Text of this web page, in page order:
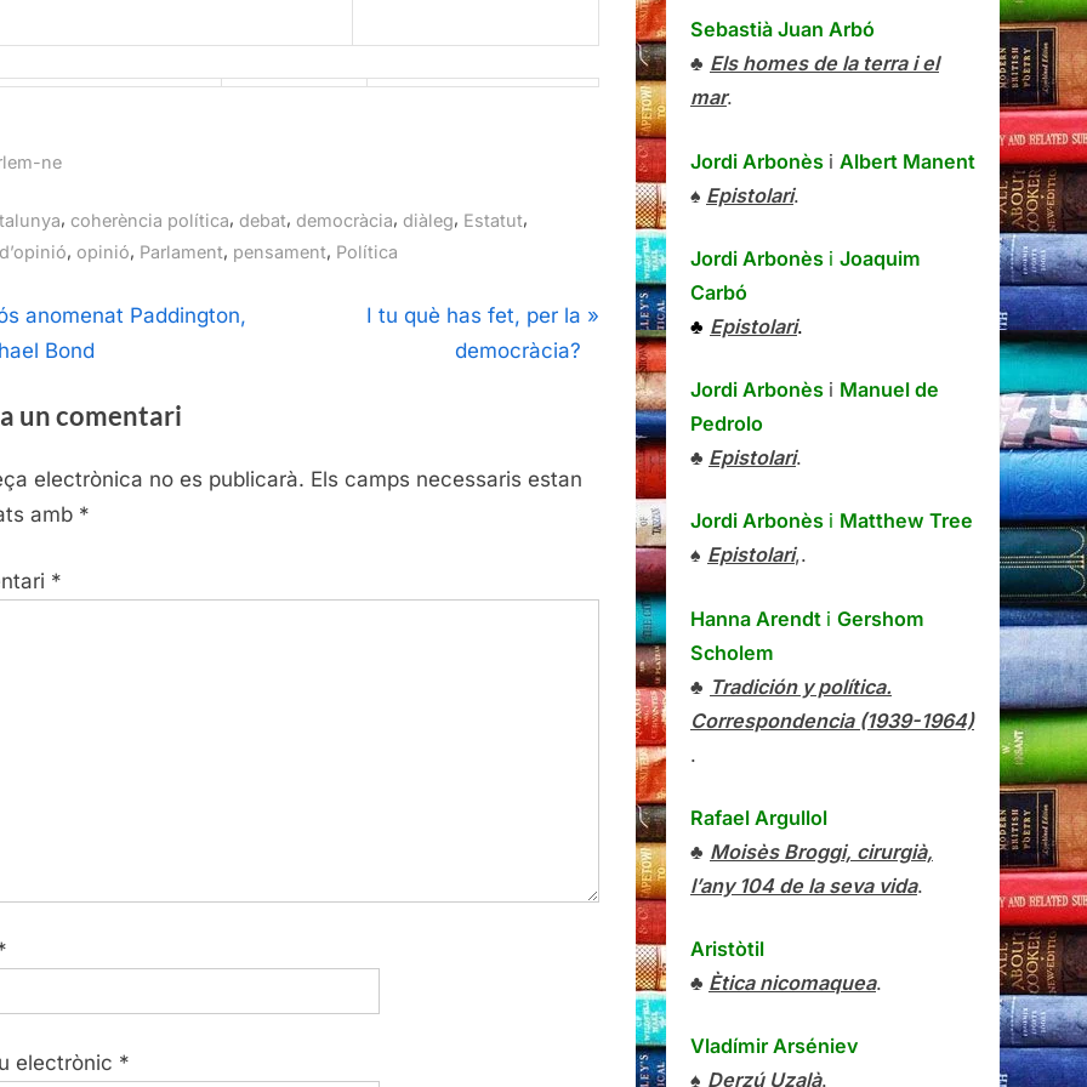
ne
, coherència política, debat, democràcia, diàleg, Estatut,
, opinió, Parlament, pensament, Política
anomenat Paddington,
Bond
N
o
:
I tu què has fet, per la
democràcia?
un comentari
electrònica no es publicarà. Els camps necessaris estan
amb *
*
electrònic *
Sebastià Juan Arbó
♣ Els homes de la terra i el
mar.
Jordi Arbonès i Albert Manent
♠ Epistolari.
Jordi Arbonès i Joaquim
Carbó
♣ Epistolari.
Jordi Arbonès i Manuel de
Pedrolo
♣ Epistolari.
Jordi Arbonès i Matthew Tree
♠ Epistolari,.
Hanna Arendt i Gershom
Scholem
♣ Tradición y política.
Correspondencia (1939-1964)
.
Rafael Argullol
♣ Moisès Broggi, cirurgià,
l’any 104 de la seva vida.
Aristòtil
♣ Ètica nicomaquea.
Vladímir Arséniev
♠ Derzú Uzalà.